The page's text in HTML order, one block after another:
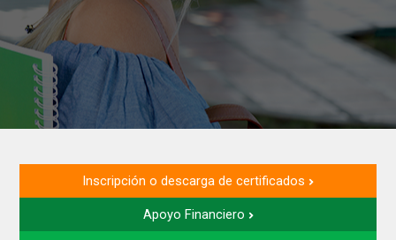
Inscripción o descarga de certificados
Apoyo Financiero